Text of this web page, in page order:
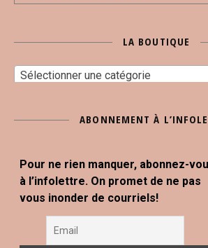
LA BOUTIQUE
Sélectionner une catégorie
ABONNEMENT À
En poursuivant votre navigation sur ce
Pour ne rien manquer, abonnez-
à l’infolettre. On promet de ne pas
vous inonder de courriels!